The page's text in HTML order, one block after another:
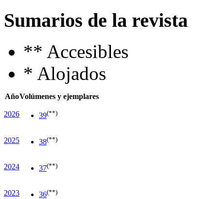
Sumarios de la revista
** Accesibles
* Alojados
AñoVolúmenes y ejemplares
2026 39(**)
2025 38(**)
2024 37(**)
2023 36(**)